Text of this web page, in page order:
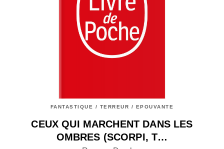
FANTASTIQUE / TERREUR / EPOUVANTE
CEUX QUI MARCHENT DANS LES
OMBRES (SCORPI, T…